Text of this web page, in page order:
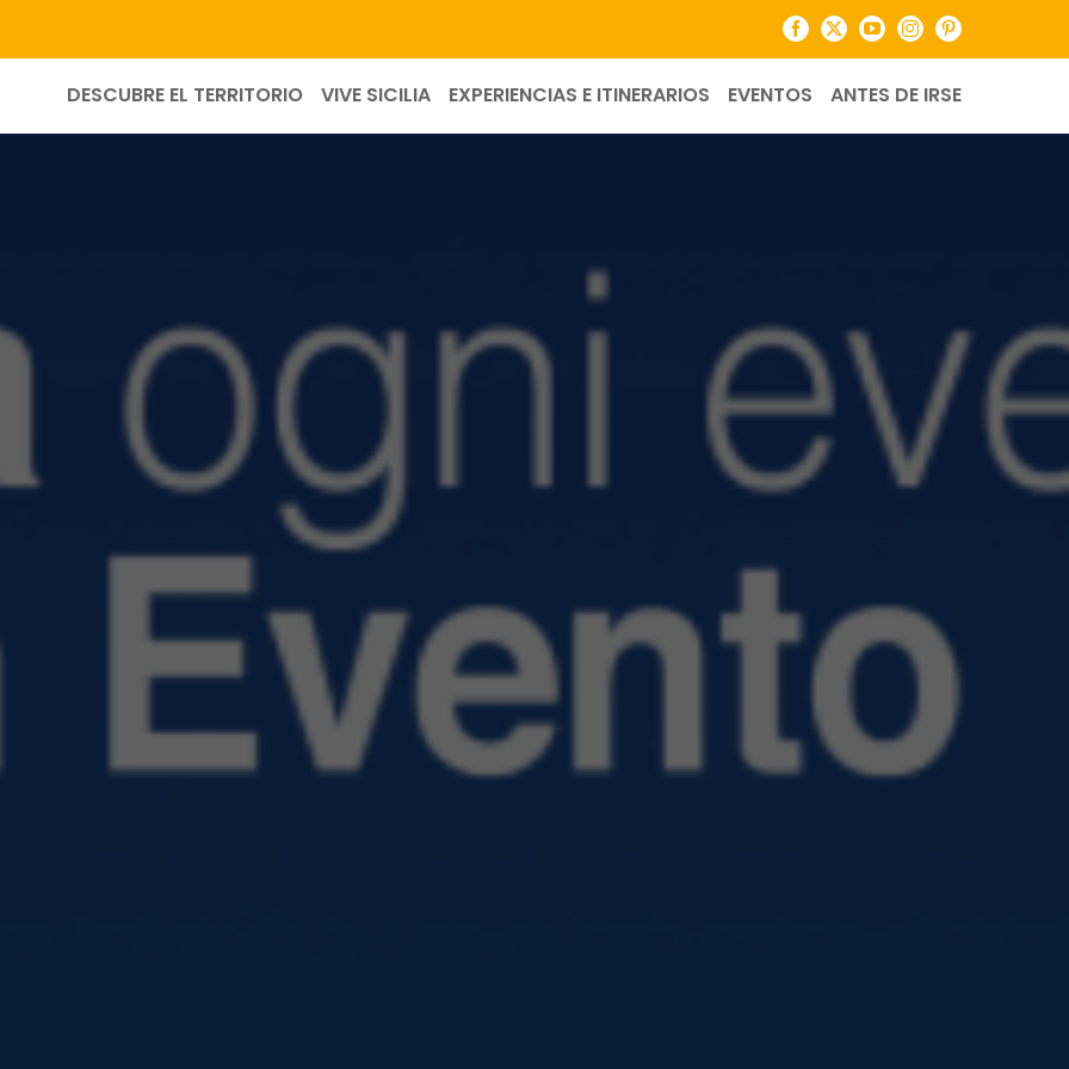
Facebook
X YouTubeInstagramPinterest
DESCUBRE EL TERRITORIO VIVE SICILIA EXPERIENCIAS E ITINERARIOS EVENTOS ANTES DE IRSE